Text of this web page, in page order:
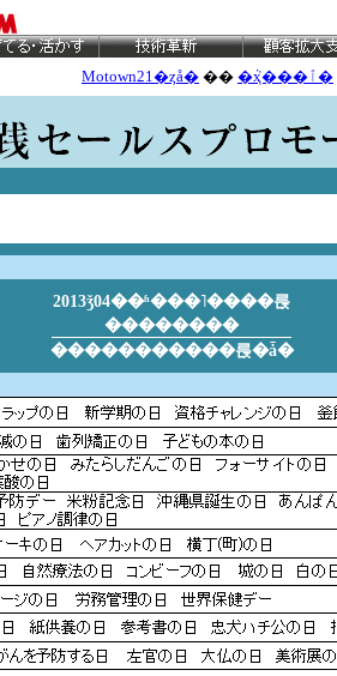
Motown21�ȥå� �� �ܵҳ���ٱ�
2013ǯ04��ʱ���˥����륹
��������
�����������륹�ǡ�